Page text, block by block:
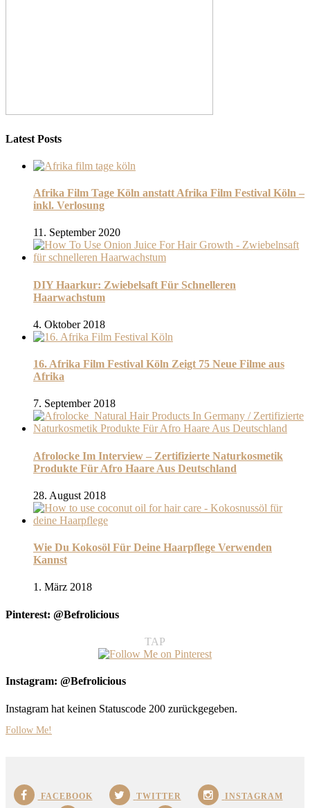
Latest Posts
Afrika Film Tage Köln anstatt Afrika Film Festival Köln –
inkl. Verlosung
11. September 2020
DIY Haarkur: Zwiebelsaft Für Schnelleren
Haarwachstum
4. Oktober 2018
16. Afrika Film Festival Köln Zeigt 75 Neue Filme aus
Afrika
7. September 2018
Afrolocke Im Interview – Zertifizierte Naturkosmetik
Produkte Für Afro Haare Aus Deutschland
28. August 2018
Wie Du Kokosöl Für Deine Haarpflege Verwenden
Kannst
1. März 2018
Pinterest: @Befrolicious
TAP
Instagram: @Befrolicious
Instagram hat keinen Statuscode 200 zurückgegeben.
Follow Me!
FACEBOOK TWITTER INSTAGRAM